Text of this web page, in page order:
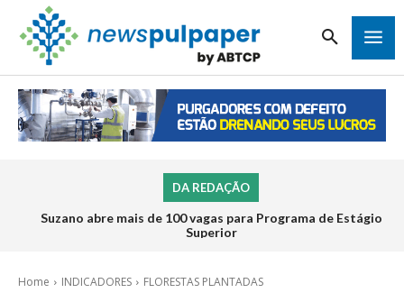
DA REDAÇÃO
Suzano abre mais de 100 vagas para Programa de Estágio
Superior
Home INDICADORES FLORESTAS PLANTADAS